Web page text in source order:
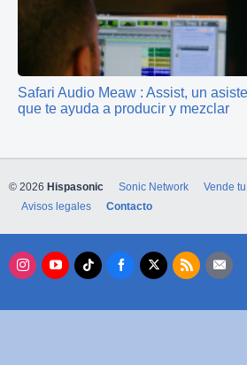
Safari Audio Meaw : Assist, un
que te ayuda a producir y mezclar
© 2026 Hispasonic Sonic Network Vende
Avisos legales
Contacto